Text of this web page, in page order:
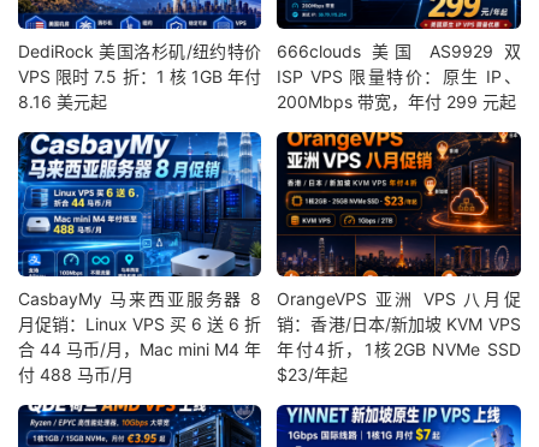
DediRock 美国洛杉矶/纽约特价
VPS 限时 7.5 折：1 核 1GB 年付
8.16 美元起
666clouds 美国 AS9929 双
ISP VPS 限量特价：原生 IP、
200Mbps 带宽，年付 299 元起
CasbayMy 马来西亚服务器 8
月促销：Linux VPS 买 6 送 6 折
合 44 马币/月，Mac mini M4 年
付 488 马币/月
OrangeVPS 亚洲 VPS 八月促
销：香港/日本/新加坡 KVM VPS
年付4折，1核2GB NVMe SSD
$23/年起